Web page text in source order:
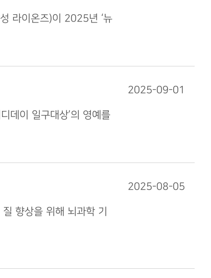
라이온즈)이 2025년 ‘뉴
데이 일구대상’의 영예를
2025-09-01
향상을 위해 뇌과학 기
2025-08-05